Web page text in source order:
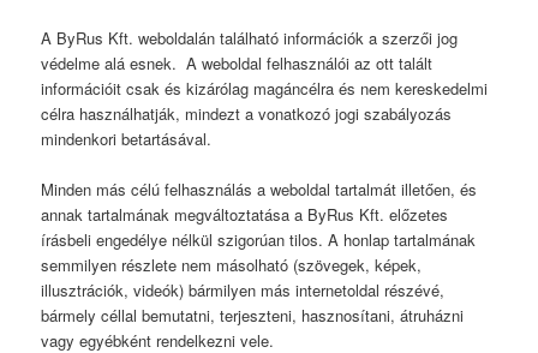
A ByRus Kft. weboldalán található információk a szerzői jog
védelme alá esnek. A weboldal felhasználói az ott talált
információit csak és kizárólag magáncélra és nem kereskedelmi
célra használhatják, mindezt a vonatkozó jogi szabályozás
mindenkori betartásával.
Minden más célú felhasználás a weboldal tartalmát illetően, és
annak tartalmának megváltoztatása a ByRus Kft. előzetes
írásbeli engedélye nélkül szigorúan tilos. A honlap tartalmának
semmilyen részlete nem másolható (szövegek, képek,
illusztrációk, videók) bármilyen más internetoldal részévé,
bármely céllal bemutatni, terjeszteni, hasznosítani, átruházni
vagy egyébként rendelkezni vele.